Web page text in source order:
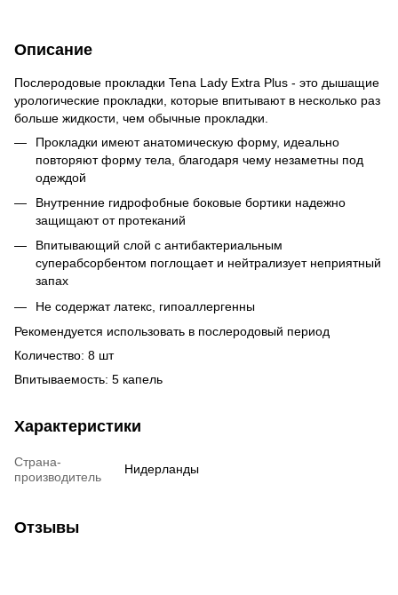
Описание
Послеродовые прокладки Tena Lady Extra Plus - это дышащие
урологические прокладки, которые впитывают в несколько раз
больше жидкости, чем обычные прокладки.
Прокладки имеют анатомическую форму, идеально
повторяют форму тела, благодаря чему незаметны под
одеждой
Внутренние гидрофобные боковые бортики надежно
защищают от протеканий
Впитывающий слой с антибактериальным
суперабсорбентом поглощает и нейтрализует неприятный
запах
Не содержат латекс, гипоаллергенны
Рекомендуется использовать в послеродовый период
Количество: 8 шт
Впитываемость: 5 капель
Характеристики
Страна-
производитель
Нидерланды
Отзывы